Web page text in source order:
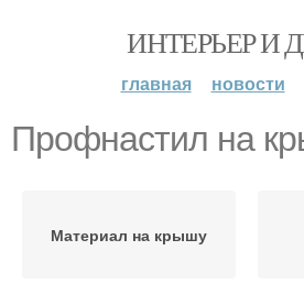
ИНТЕРЬЕР И
главная новости
Профнастил на
Материал на крышу